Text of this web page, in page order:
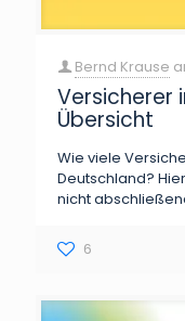
Bernd Krause
Versicherer
Übersicht
Wie viele
Deutschland?
nicht
6